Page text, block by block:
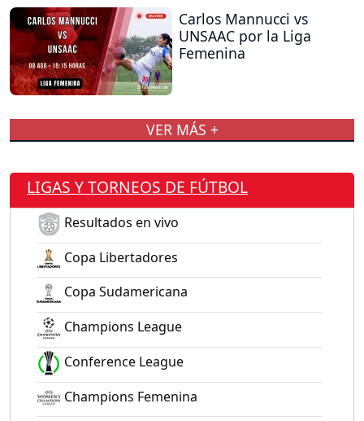
Carlos Mannucci vs
UNSAAC por la Liga
Femenina
VER MÁS +
LIGAS Y TORNEOS DE FÚTBOL
Resultados en vivo
Copa Libertadores
Copa Sudamericana
Champions League
Conference League
Champions Femenina